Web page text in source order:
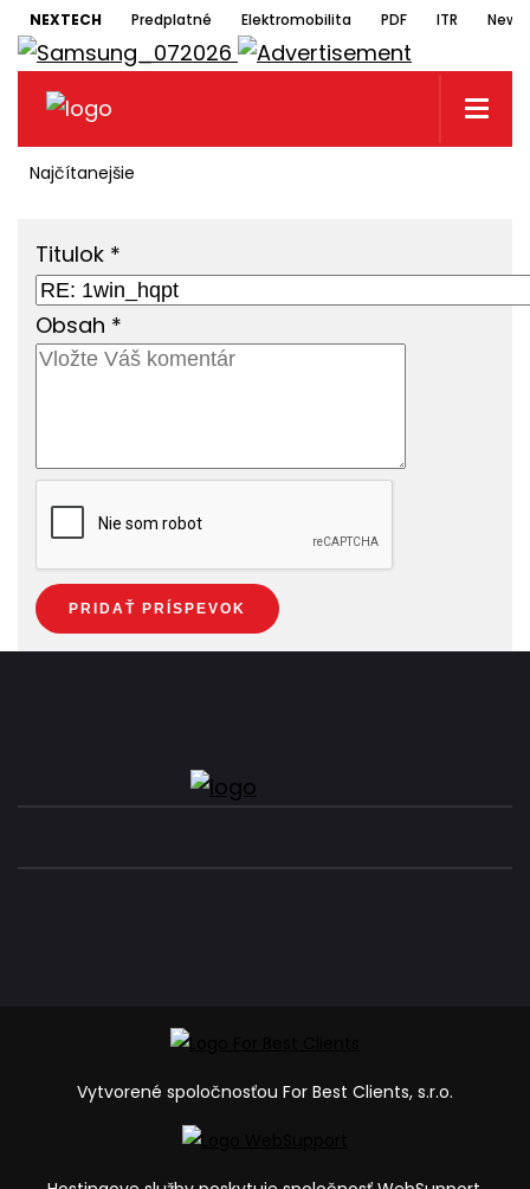
NEXTECH Predplatné Elektromobilita PDF ITR
Najčítanejšie
Titulok *
Obsah *
Vytvorené spoločnosťou For Best Clients, s.r.o.